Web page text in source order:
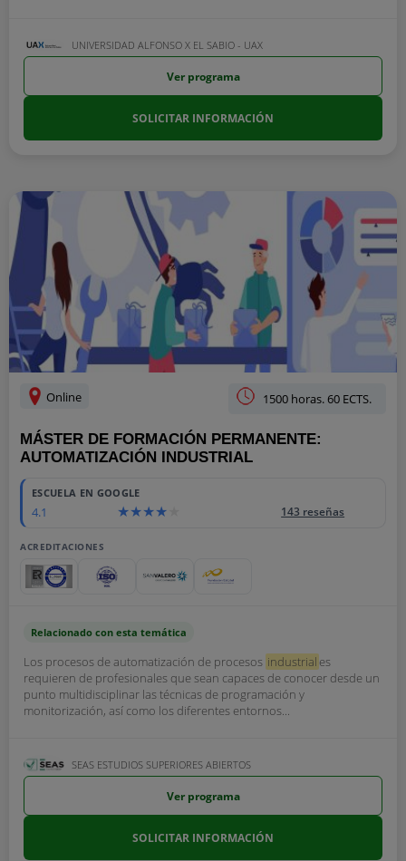
UNIVERSIDAD ALFONSO X EL SABIO - UAX
Ver programa
SOLICITAR INFORMACIÓN
Online 1500 horas. 60 ECTS.
MÁSTER DE FORMACIÓN PERMANENTE:
AUTOMATIZACIÓN INDUSTRIAL
ESCUELA EN GOOGLE
4.1 143 reseñas
ACREDITACIONES
Relacionado con esta temática
Los procesos de automatización de procesos industrial es
requieren de profesionales que sean capaces de conocer desde un
punto multidisciplinar las técnicas de programación y
monitorización, así como los diferentes entornos...
SEAS ESTUDIOS SUPERIORES ABIERTOS
Ver programa
SOLICITAR INFORMACIÓN